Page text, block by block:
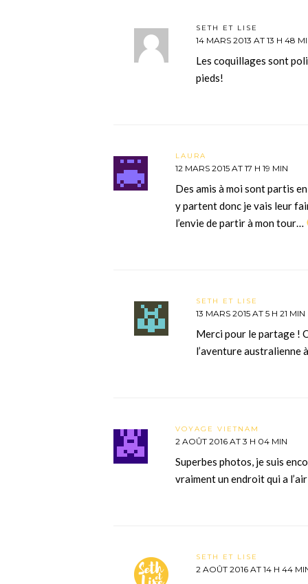
SETH ET LISE
14 MARS 2013 AT 13 H 48
Les coquillages sont
pieds!
LAURA
12 MARS 2015 AT 17 H 19 MIN
Des amis à moi sont partis
y partent donc je vais leur
l’envie de partir à mon tour…
SETH ET LISE
13 MARS 2015 AT 5 H 21 MIN
Merci pour le partage !
l’aventure australienne
VOYAGE VIETNAM
2 AOÛT 2016 AT 3 H 04 MIN
Superbes photos, je suis
vraiment un endroit qui a
SETH ET LISE
2 AOÛT 2016 AT 14 H 44